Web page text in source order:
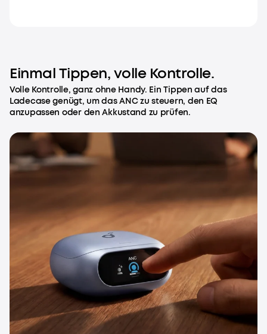
Einmal Tippen, volle Kontrolle.
Volle Kontrolle, ganz ohne Handy. Ein Tippen auf das
Ladecase genügt, um das ANC zu steuern, den EQ
anzupassen oder den Akkustand zu prüfen.